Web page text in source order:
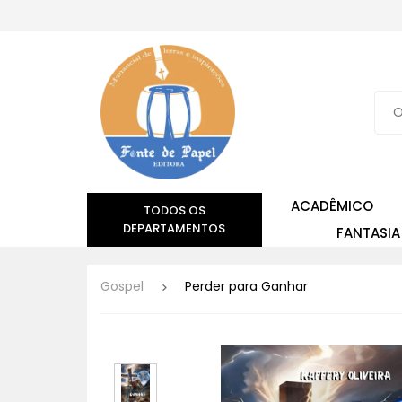
TODOS OS
DEPARTAMENTOS
ACADÊMICO
FANTASIA
Gospel Perder para Ganhar